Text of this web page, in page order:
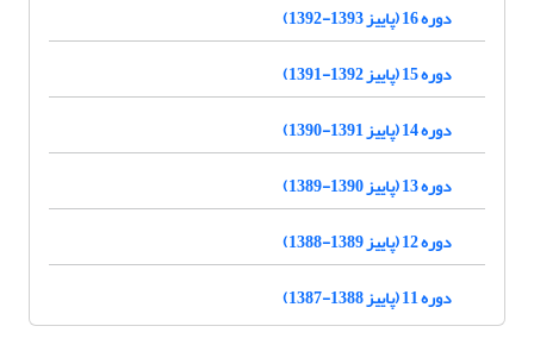
دوره 16 (پاییز 1393-1392)
دوره 15 (پاییز 1392-1391)
دوره 14 (پاییز 1391-1390)
دوره 13 (پاییز 1390-1389)
دوره 12 (پاییز 1389-1388)
دوره 11 (پاییز 1388-1387)